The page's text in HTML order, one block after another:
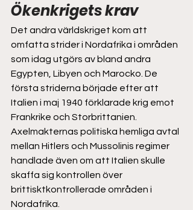
Ökenkrigets krav
Det andra världskriget kom att
omfatta strider i Nordafrika i områden
som idag utgörs av bland andra
Egypten, Libyen och Marocko. De
första striderna började efter att
Italien i maj 1940 förklarade krig emot
Frankrike och Storbrittanien.
Axelmakternas politiska hemliga avtal
mellan Hitlers och Mussolinis regimer
handlade även om att Italien skulle
skaffa sig kontrollen över
brittisktkontrollerade områden i
Nordafrika.